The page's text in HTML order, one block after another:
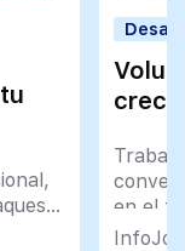
en el
puede